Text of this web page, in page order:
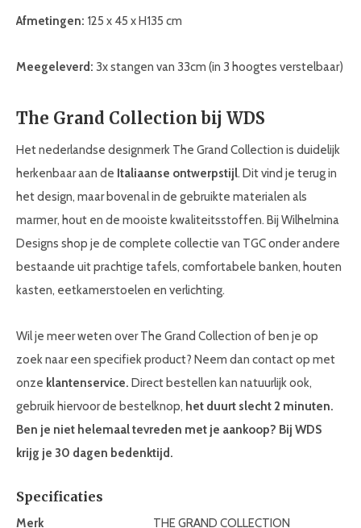
Afmetingen: 125 x 45 x H135 cm
Meegeleverd: 3x stangen van 33cm (in 3 hoogtes verstelbaar)
The Grand Collection bij WDS
Het nederlandse designmerk The Grand Collection is duidelijk
herkenbaar aan de Italiaanse ontwerpstijl. Dit vind je terug in
het design, maar bovenal in de gebruikte materialen als
marmer, hout en de mooiste kwaliteitsstoffen. Bij Wilhelmina
Designs shop je de complete collectie van TGC onder andere
bestaande uit prachtige tafels, comfortabele banken, houten
kasten, eetkamerstoelen en verlichting.
Wil je meer weten over The Grand Collection of ben je op
zoek naar een specifiek product? Neem dan contact op met
onze klantenservice. Direct bestellen kan natuurlijk ook,
gebruik hiervoor de bestelknop, het duurt slecht 2 minuten.
Ben je niet helemaal tevreden met je aankoop? Bij WDS
krijg je 30 dagen bedenktijd.
Specificaties
Merk
THE GRAND COLLECTION